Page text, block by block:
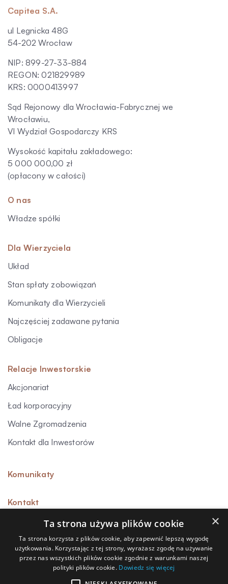
Capitea S.A.
ul Legnicka 48G
54-202 Wrocław
NIP: 899-27-33-884
REGON: 021829989
KRS: 0000413997
Sąd Rejonowy dla Wrocławia-Fabrycznej we
Wrocławiu,
VI Wydział Gospodarczy KRS
Wysokość kapitału zakładowego:
5 000 000,00 zł
(opłacony w całości)
O nas
Władze spółki
Dla Wierzyciela
Układ
Stan spłaty zobowiązań
Komunikaty dla Wierzycieli
Najczęściej zadawane pytania
Obligacje
Relacje Inwestorskie
Akcjonariat
Ład korporacyjny
Walne Zgromadzenia
Kontakt dla Inwestorów
Komunikaty
Kontakt
Sygnalista
Polityka prywatności
×
Ta strona używa plików cookie
Ta strona korzysta z plików cookie, aby zapewnić lepszą wygodę
użytkowania. Korzystając z tej strony, wyrażasz zgodę na używanie
przez nas wszystkich plików cookie zgodnie z warunkami naszej
polityki plików cookie. Dowiedz się więcej